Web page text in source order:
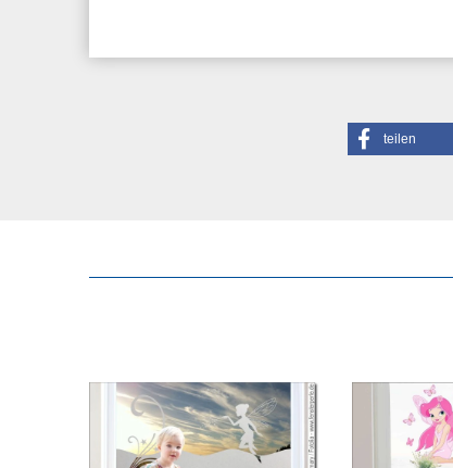
teilen